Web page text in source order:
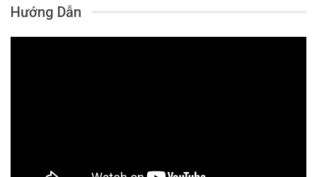
Hướng Dẫn